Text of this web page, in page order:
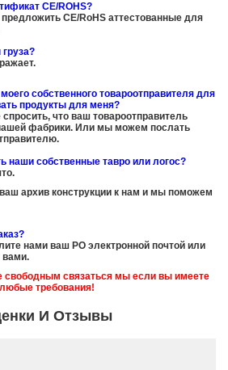
CE/ROHS?
CE/RoHS аттестованные для
собственного товароотправителя для
продукты для меня?
что ваш товароотправитель
фабрики. Или мы можем послать
наши собственные тавро или логос?
архив конструкции к нам и мы поможем
нами ваш PO электронной почтой или
вами.
свободным связаться мы если вы имеете
любые требования!
И Отзывы